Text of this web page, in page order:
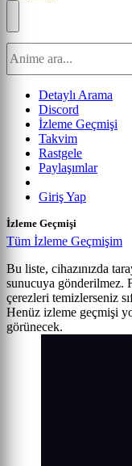
Detaylı Arama
Discord
İzleme Geçmişi
Takvim
Rastgele
Paylaşımlar
Giriş Yap
İzleme Geçmişi
Tüm İzleme Geçmişim
Bu liste, cihazınızda
sunucuya gönderilmez.
çerezleri temizlerseniz
Henüz izleme geçmişi
görünecek.